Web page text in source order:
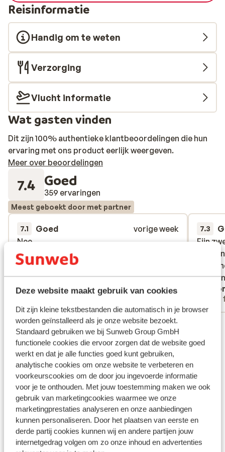
Deze website maakt gebruik van cookies
Dit zijn kleine tekstbestanden die automatisch in je browser
worden geïnstalleerd als je onze website bezoekt.
Standaard gebruiken we bij Sunweb Group GmbH
functionele cookies die ervoor zorgen dat de website goed
werkt en dat je alle functies goed kunt gebruiken,
analytische cookies om onze website te verbeteren en
voorkeurscookies om de door jou ingevoerde informatie
voor je te onthouden. Met jouw toestemming maken we ook
gebruik van marketingcookies waarmee we onze
marketingprestaties analyseren en onze aanbiedingen
kunnen personaliseren. Door het plaatsen van eerste en
derde partij cookies kunnen wij en andere partijen jouw
internetgedrag volgen om zo onze inhoud en advertenties
Reisinformatie
Handig om te weten
Verzorging
Vlucht informatie
Wat gasten vinden
Dit zijn 100% authentieke klantbeoordelingen die hun
ervaring met ons product eerlijk weergeven.
Meer over beoordelingen
7.4 Goed
359 ervaringen
Meest geboekt door met partner
7.1 Goed
vorige week
Nee
Nee
Anoniem
7.3
Fijn
Bar
kan
Fijn
Bar
kan
Bekijk alle 359 ervaringen
Ligging
Bekijk op kaart